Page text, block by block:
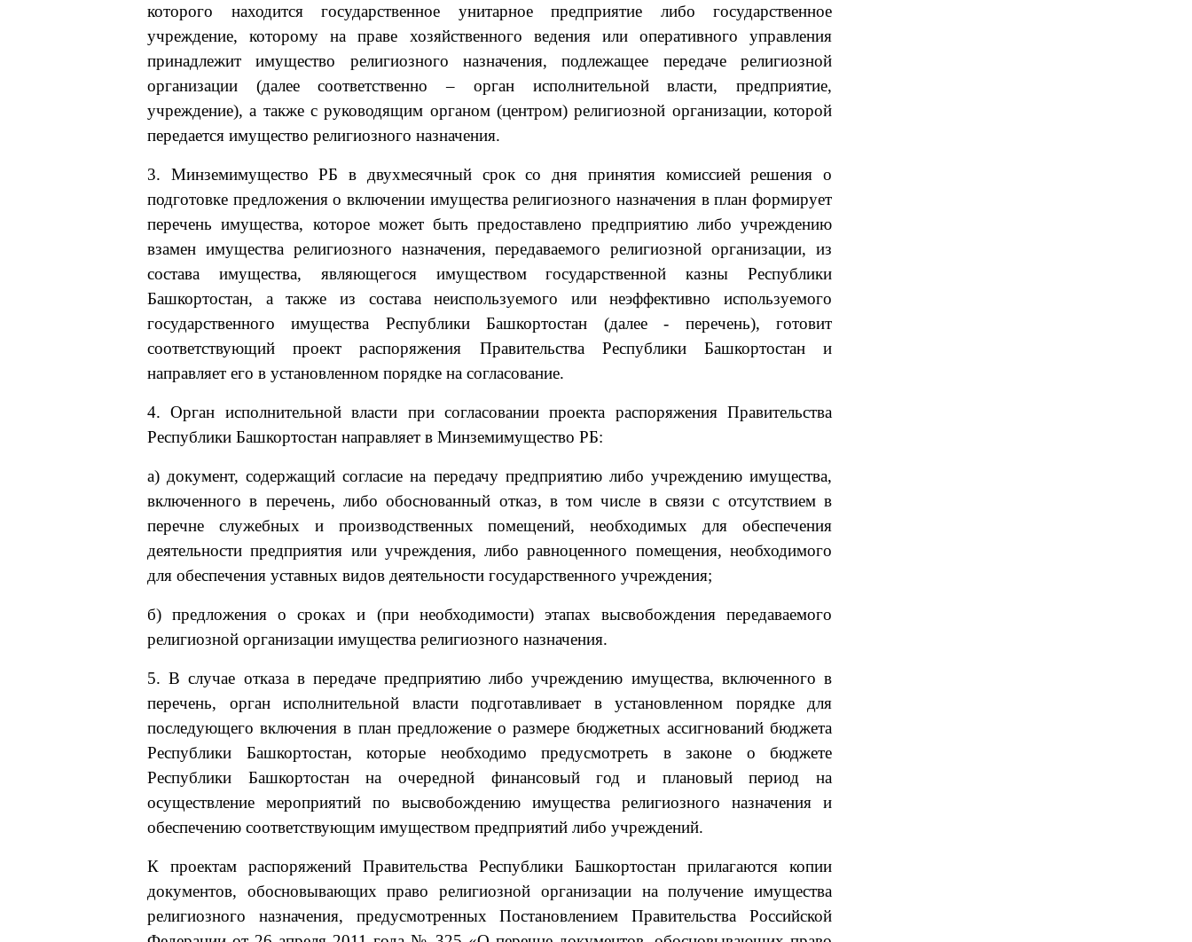
которого находится государственное унитарное предприятие либо государственное
учреждение, которому на праве хозяйственного ведения или оперативного управления
принадлежит имущество религиозного назначения, подлежащее передаче религиозной
организации (далее соответственно – орган исполнительной власти, предприятие,
учреждение), а также с руководящим органом (центром) религиозной организации, которой
передается имущество религиозного назначения.
3. Минземимущество РБ в двухмесячный срок со дня принятия комиссией решения о
подготовке предложения о включении имущества религиозного назначения в план формирует
перечень имущества, которое может быть предоставлено предприятию либо учреждению
взамен имущества религиозного назначения, передаваемого религиозной организации, из
состава имущества, являющегося имуществом государственной казны Республики
Башкортостан, а также из состава неиспользуемого или неэффективно используемого
государственного имущества Республики Башкортостан (далее - перечень), готовит
соответствующий проект распоряжения Правительства Республики Башкортостан и
направляет его в установленном порядке на согласование.
4. Орган исполнительной власти при согласовании проекта распоряжения Правительства
Республики Башкортостан направляет в Минземимущество РБ:
а) документ, содержащий согласие на передачу предприятию либо учреждению имущества,
включенного в перечень, либо обоснованный отказ, в том числе в связи с отсутствием в
перечне служебных и производственных помещений, необходимых для обеспечения
деятельности предприятия или учреждения, либо равноценного помещения, необходимого
для обеспечения уставных видов деятельности государственного учреждения;
б) предложения о сроках и (при необходимости) этапах высвобождения передаваемого
религиозной организации имущества религиозного назначения.
5. В случае отказа в передаче предприятию либо учреждению имущества, включенного в
перечень, орган исполнительной власти подготавливает в установленном порядке для
последующего включения в план предложение о размере бюджетных ассигнований бюджета
Республики Башкортостан, которые необходимо предусмотреть в законе о бюджете
Республики Башкортостан на очередной финансовый год и плановый период на
осуществление мероприятий по высвобождению имущества религиозного назначения и
обеспечению соответствующим имуществом предприятий либо учреждений.
К проектам распоряжений Правительства Республики Башкортостан прилагаются копии
документов, обосновывающих право религиозной организации на получение имущества
религиозного назначения, предусмотренных Постановлением Правительства Российской